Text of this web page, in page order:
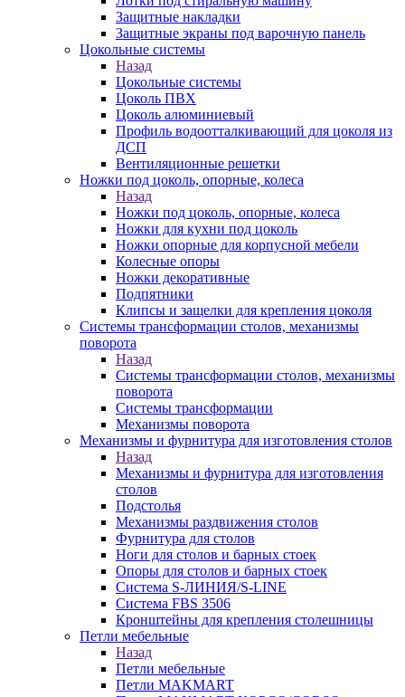
Защитные накладки
Защитные экраны под варочную панель
Цокольные системы
Назад
Цокольные системы
Цоколь ПВХ
Цоколь алюминиевый
Профиль водоотталкивающий для цоколя из
ДСП
Вентиляционные решетки
Ножки под цоколь, опорные, колеса
Назад
Ножки под цоколь, опорные, колеса
Ножки для кухни под цоколь
Ножки опорные для корпусной мебели
Колесные опоры
Ножки декоративные
Подпятники
Клипсы и защелки для крепления цоколя
Системы трансформации столов, механизмы
поворота
Назад
Системы трансформации столов, механизмы
поворота
Системы трансформации
Механизмы поворота
Механизмы и фурнитура для изготовления столов
Назад
Механизмы и фурнитура для изготовления
столов
Подстолья
Механизмы раздвижения столов
Фурнитура для столов
Ноги для столов и барных стоек
Опоры для столов и барных стоек
Система S-ЛИНИЯ/S-LINE
Система FBS 3506
Кронштейны для крепления столешницы
Петли мебельные
Назад
Петли мебельные
Петли MAKMART